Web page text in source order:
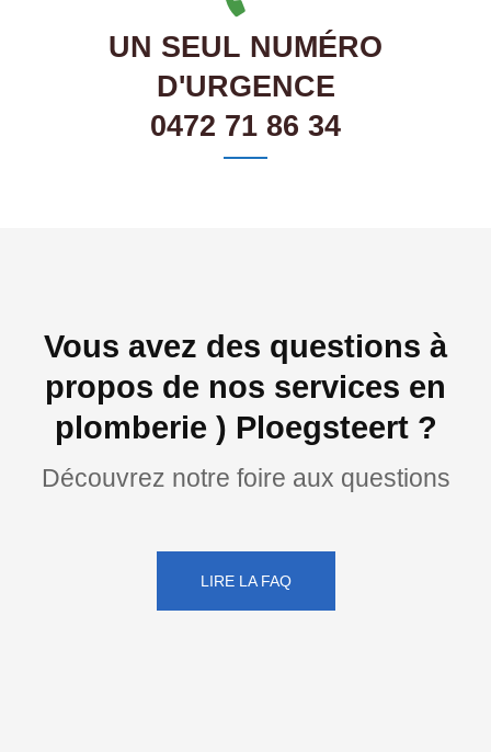
UN SEUL NUMÉRO
D'URGENCE
0472 71 86 34
Vous avez des questions à
propos de nos services en
plomberie ) Ploegsteert ?
Découvrez notre foire aux questions
LIRE LA FAQ